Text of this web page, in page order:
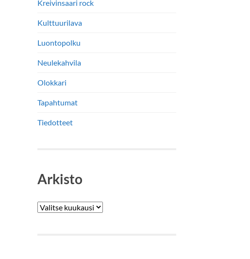
Kreivinsaari rock
Kulttuurilava
Luontopolku
Neulekahvila
Olokkari
Tapahtumat
Tiedotteet
Arkisto
Arkistot